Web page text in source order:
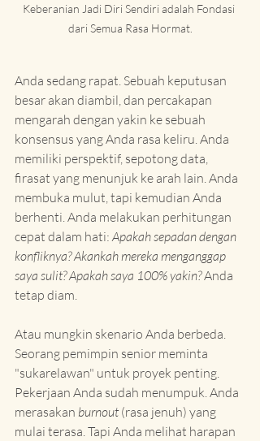
Keberanian Jadi Diri Sendiri adalah Fondasi
dari Semua Rasa Hormat.
Anda sedang rapat. Sebuah keputusan
besar akan diambil, dan percakapan
mengarah dengan yakin ke sebuah
konsensus yang Anda rasa keliru. Anda
memiliki perspektif, sepotong data,
firasat yang menunjuk ke arah lain. Anda
membuka mulut, tapi kemudian Anda
berhenti. Anda melakukan perhitungan
cepat dalam hati: Apakah sepadan dengan
konfliknya? Akankah mereka menganggap
saya sulit? Apakah saya 100% yakin? Anda
tetap diam.
Atau mungkin skenario Anda berbeda.
Seorang pemimpin senior meminta
"sukarelawan" untuk proyek penting.
Pekerjaan Anda sudah menumpuk. Anda
merasakan burnout (rasa jenuh) yang
mulai terasa. Tapi Anda melihat harapan